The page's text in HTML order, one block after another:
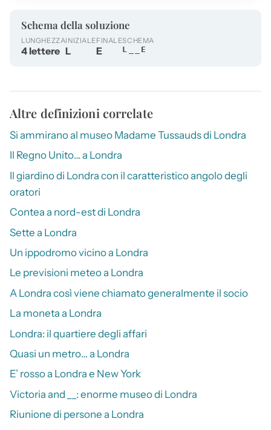
Schema della soluzione
LUNGHEZZA
4 lettere
INIZIALE
L
FINALE
E
SCHEMA
L__E
Altre definizioni correlate
Si ammirano al museo Madame Tussauds di Londra
Il Regno Unito… a Londra
Il giardino di Londra con il caratteristico angolo degli
oratori
Contea a nord-est di Londra
Sette a Londra
Un ippodromo vicino a Londra
Le previsioni meteo a Londra
A Londra così viene chiamato generalmente il socio
La moneta a Londra
Londra: il quartiere degli affari
Quasi un metro… a Londra
E’ rosso a Londra e New York
Victoria and __: enorme museo di Londra
Riunione di persone a Londra